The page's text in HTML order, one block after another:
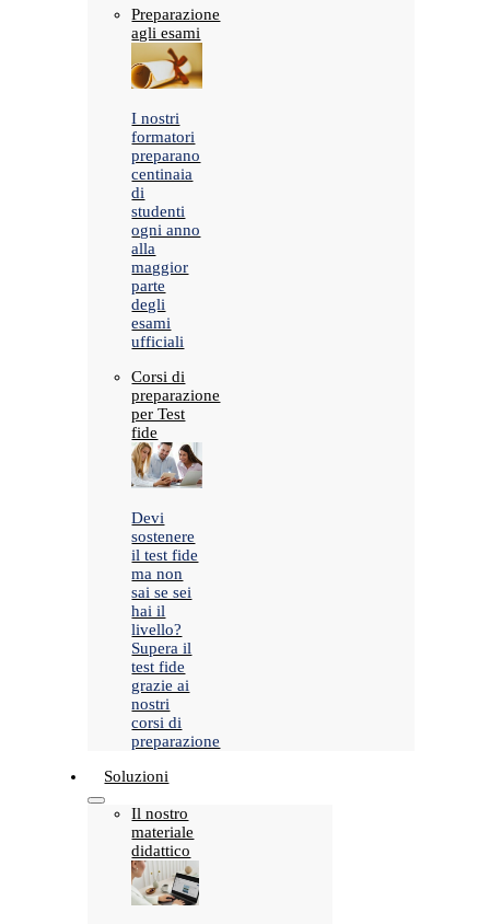
Preparazione
agli esami
I nostri
formatori
preparano
centinaia
di
studenti
ogni anno
alla
maggior
parte
degli
esami
ufficiali
Corsi di
preparazione
per Test
fide
Devi
sostenere
il test fide
ma non
sai se sei
hai il
livello?
Supera il
test fide
grazie ai
nostri
corsi di
preparazione
Soluzioni
Il nostro
materiale
didattico